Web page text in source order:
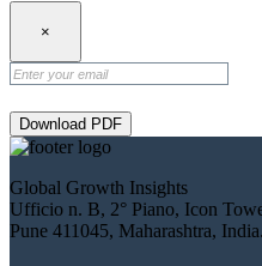
×
Download PDF
Global Growth Insights
Ufficio n. B, 2° Piano, Icon
Pune 411045, Maharashtra, India.